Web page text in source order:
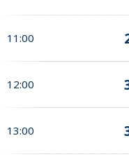
11:00
12:00
13:00